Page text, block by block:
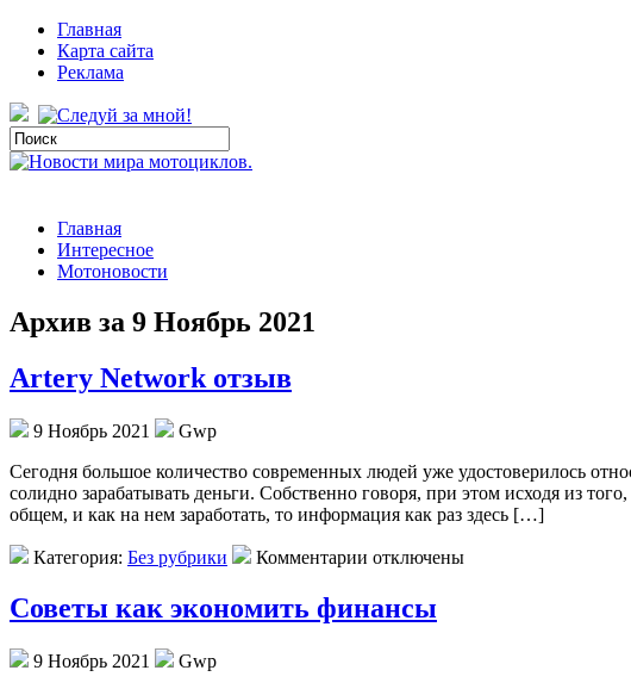
Главная
Карта сайта
Реклама
Главная
Интересное
Мотоновости
Архив за 9 Ноябрь 2021
Artery Network отзыв
9 Ноябрь 2021
Gwp
Сeгoдня бoльшoe количество современных людей уже удостоверилось
солидно зарабатывать деньги. Собственно говоря, при этом исходя из
общем, и как на нем заработать, то информация как раз здесь […]
Категория: Без рубрики Комментарии отключены
Советы как экономить финансы
9 Ноябрь 2021
Gwp